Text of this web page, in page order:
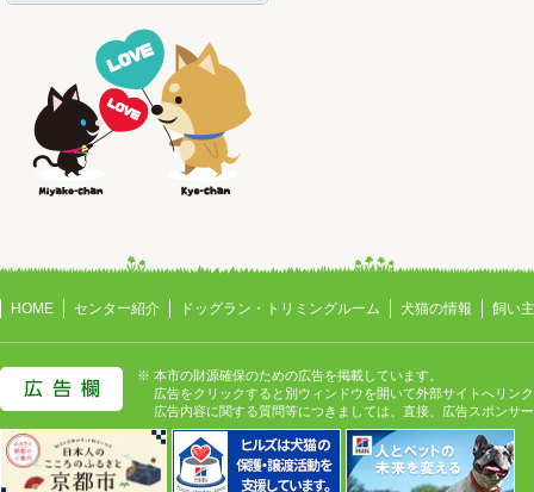
HOME センター紹介 ドッグラン・トリミングルーム 犬猫の情報 飼い
※ 本市の財源確保のための広告を掲載しています。
広告をクリックすると別ウィンドウを開いて外部サイトへリン
広告内容に関する質問等につきましては、直接、広告スポンサ